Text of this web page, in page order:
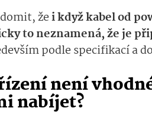
žei když kabel od
to neznamená, že je
podle specifikací a
není
nabíjet?